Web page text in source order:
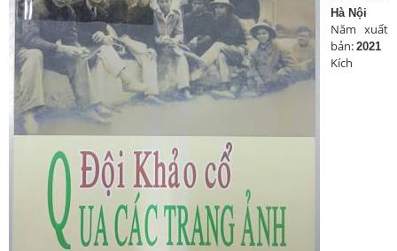
Hà Nội
Năm xuất
bản: 2021
Kích